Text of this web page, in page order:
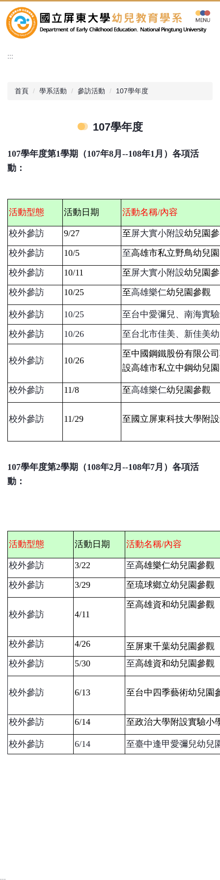
到
主
容
:::
首頁 學系活動 參訪活動 107學年度
107學年度
107學年度第1學期（107年8月--108年1月）各項活
動：
活動型態 活動日期 活動名稱/內容
校外參訪 9/27 至屏大實小附設幼兒園
校外參訪
10/5 至高雄市私立野鳥幼兒園
校外參訪
10/11 至屏大實小附設幼兒園
校外參訪
10/25 至高雄樂仁幼兒園參觀
校外參訪 10/25
至台中愛彌兒、南海實
校外參訪
10/26 至台北市佳美、新佳美
校外參訪 10/26
至中國鋼鐵股份有限公
設高雄市私立中鋼幼兒
校外參訪 11/8 至高雄樂仁幼兒園參觀
校外參訪 11/29 至國立屏東科技大學附
107學年度第2學期（108年2月--108年7月）各項活
動：
活動型態 活動日期 活動名稱/內容
校外參訪 3/22 至高雄樂仁幼兒園參觀
校外參訪
3/29 至琉球鄉立幼兒園參觀
校外參訪 4/11
至高雄資和幼兒園參觀
校外參訪 4/26 至屏東千葉幼兒園參觀
校外參訪 5/30 至高雄資和幼兒園參觀
校外參訪 6/13 至台中四季藝術幼兒園
校外參訪 6/14 至政治大學附設實驗小
校外參訪 6/14 至臺中逢甲愛彌兒幼兒